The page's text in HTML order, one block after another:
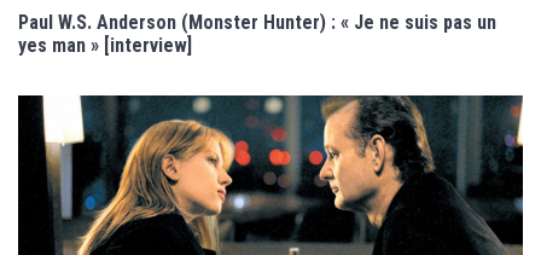
Paul W.S. Anderson (Monster Hunter) : « Je ne suis pas un
yes man » [interview]